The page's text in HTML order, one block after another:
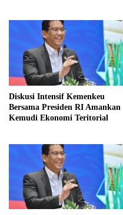
Diskusi Intensif Kemenkeu
Bersama Presiden RI Amankan
Kemudi Ekonomi Teritorial